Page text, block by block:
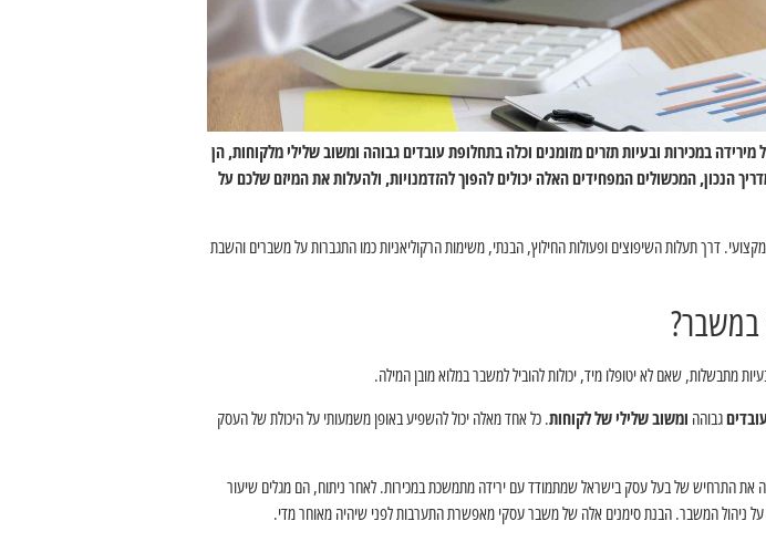
במכירות ובעיות תזרים מזומנים וכלה בתחלופת עובדים גבוהה ומשוב שלילי מלקוחות, הן
הנכון, המכשולים המפחידים האלה יכולים להפוך להזדמנויות, ולהעלות את המיזם שלכם על
דרך תעלות השיפוצים ופעולות החילוץ, הבנתי, משימות הרקוליאניות כמו התגברות על משברים והשבת
מתבשלות, שאם לא יטופלו מיד, יכולות להוביל למשבר במלוא מובן המילה.
גבוהה ומשוב שלילי של לקוחות. כל אחד מאלה יכול להשפיע באופן משמעותי על היכולת של העסק
את התרחיש של בעל עסק בישראל שמתמודד עם ירידה מתמשכת במכירות. לאחר ניתוח, הם מגלים שיעור
על ניהול המשבר. הבנת סימנים אלה של משבר עסקי מאפשרת התערבות לפני שיהיה מאוחר מדי.